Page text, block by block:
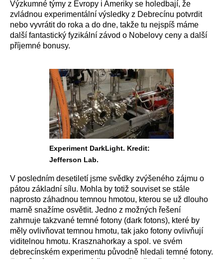
Výzkumné týmy z Evropy i Ameriky se holedbají, že
zvládnou experimentální výsledky z Debrecínu potvrdit
nebo vyvrátit do roka a do dne, takže tu nejspíš máme
další fantastický fyzikální závod o Nobelovy ceny a další
příjemné bonusy.
Experiment DarkLight. Kredit:
Jefferson Lab.
V posledním desetiletí jsme svědky zvýšeného zájmu o
pátou základní sílu. Mohla by totiž souviset se stále
naprosto záhadnou temnou hmotou, kterou se už dlouho
marně snažíme osvětlit. Jedno z možných řešení
zahrnuje takzvané temné fotony (dark fotons), které by
měly ovlivňovat temnou hmotu, tak jako fotony ovlivňují
viditelnou hmotu. Krasznahorkay a spol. ve svém
debrecínském experimentu původně hledali temné fotony.